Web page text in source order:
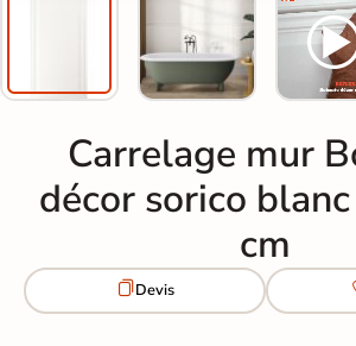
Carrelage mur
décor sorico
cm
Devis